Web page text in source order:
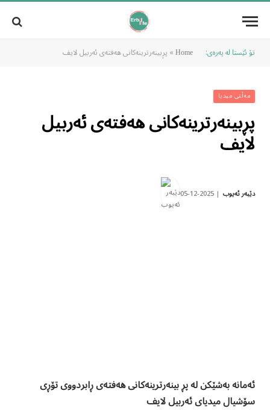
تۆ ئێستا لە پەرەی: Home
» پڕبینەرترینەکانی هەفتەی ئەربیل لایف
مەڵتی میدیا
پڕبینەرترینەکانی هەفتەی ئەربیل
لایف
دێبەر ئەیوب 2025-12-05
ئەمانە بەشێکن لە پڕ بینەرترینەکانی هەفتەی ڕابردووی تۆڕی
سۆشیال میدیای ئەربیل لایف